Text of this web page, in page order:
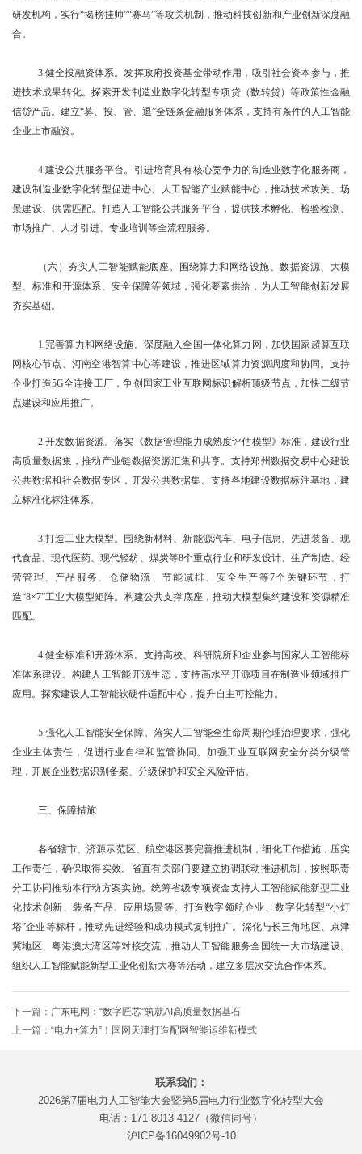
研发机构，实行“揭榜挂帅”“赛马”等攻关机制，推动科技创新和产业创新深度融
合。
3.健全投融资体系。发挥政府投资基金带动作用，吸引社会资本参与，推
进技术成果转化。探索开发制造业数字化转型专项贷（数转贷）等政策性金融
信贷产品。建立“募、投、管、退”全链条金融服务体系，支持有条件的人工智能
企业上市融资。
4.建设公共服务平台。引进培育具有核心竞争力的制造业数字化服务商，
建设制造业数字化转型促进中心、人工智能产业赋能中心，推动技术攻关、场
景建设、供需匹配。打造人工智能公共服务平台，提供技术孵化、检验检测、
市场推广、人才引进、专业培训等全流程服务。
（六）夯实人工智能赋能底座。围绕算力和网络设施、数据资源、大模
型、标准和开源体系、安全保障等领域，强化要素供给，为人工智能创新发展
夯实基础。
1.完善算力和网络设施。深度融入全国一体化算力网，加快国家超算互联
网核心节点、河南空港智算中心等建设，推进区域算力资源调度和协同。支持
企业打造5G全连接工厂，争创国家工业互联网标识解析顶级节点，加快二级节
点建设和应用推广。
2.开发数据资源。落实《数据管理能力成熟度评估模型》标准，建设行业
高质量数据集，推动产业链数据资源汇集和共享。支持郑州数据交易中心建设
公共数据和社会数据专区，开发公共数据集。支持各地建设数据标注基地，建
立标准化标注体系。
3.打造工业大模型。围绕新材料、新能源汽车、电子信息、先进装备、现
代食品、现代医药、现代轻纺、煤炭等8个重点行业和研发设计、生产制造、经
营管理、产品服务、仓储物流、节能减排、安全生产等7个关键环节，打
造“8×7”工业大模型矩阵。构建公共支撑底座，推动大模型集约建设和资源精准
匹配。
4.健全标准和开源体系。支持高校、科研院所和企业参与国家人工智能标
准体系建设。构建人工智能开源生态，支持高水平开源项目在制造业领域推广
应用。探索建设人工智能软硬件适配中心，提升自主可控能力。
5.强化人工智能安全保障。落实人工智能全生命周期伦理治理要求，强化
企业主体责任，促进行业自律和监管协同。加强工业互联网安全分类分级管
理，开展企业数据识别备案、分级保护和安全风险评估。
三、保障措施
各省辖市、济源示范区、航空港区要完善推进机制，细化工作措施，压实
工作责任，确保取得实效。省直有关部门要建立协调联动推进机制，按照职责
分工协同推动本行动方案实施。统筹省级专项资金支持人工智能赋能新型工业
化技术创新、装备产品、应用场景等。打造数字领航企业、数字化转型“小灯
塔”企业等标杆，推动先进经验和成功模式复制推广。深化与长三角地区、京津
冀地区、粤港澳大湾区等对接交流，推动人工智能服务全国统一大市场建设。
组织人工智能赋能新型工业化创新大赛等活动，建立多层次交流合作体系。
下一篇： 广东电网：“数字匠芯”筑就AI高质量数据基石
上一篇： “电力+算力”！国网天津打造配网智能运维新模式
联系我们：
2026第7届电力人工智能大会暨第5届电力行业数字化转型大会
电话：171 8013 4127（微信同号）
沪ICP备16049902号-10